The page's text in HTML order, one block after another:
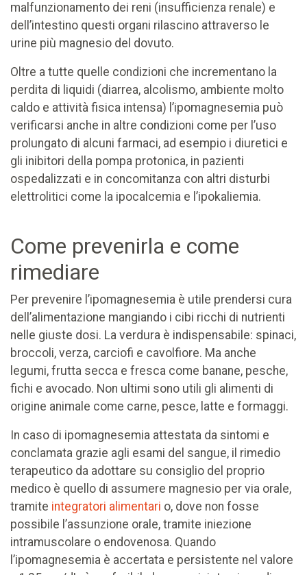
malfunzionamento dei reni (insufficienza renale) e
dell’intestino questi organi rilascino attraverso le
urine più magnesio del dovuto.
Oltre a tutte quelle condizioni che incrementano la
perdita di liquidi (diarrea, alcolismo, ambiente molto
caldo e attività fisica intensa) l’ipomagnesemia può
verificarsi anche in altre condizioni come per l’uso
prolungato di alcuni farmaci, ad esempio i diuretici e
gli inibitori della pompa protonica, in pazienti
ospedalizzati e in concomitanza con altri disturbi
elettrolitici come la ipocalcemia e l’ipokaliemia.
Come prevenirla e come
rimediare
Per prevenire l’ipomagnesemia è utile prendersi cura
dell’alimentazione mangiando i cibi ricchi di nutrienti
nelle giuste dosi. La verdura è indispensabile: spinaci,
broccoli, verza, carciofi e cavolfiore. Ma anche
legumi, frutta secca e fresca come banane, pesche,
fichi e avocado. Non ultimi sono utili gli alimenti di
origine animale come carne, pesce, latte e formaggi.
In caso di ipomagnesemia attestata da sintomi e
conclamata grazie agli esami del sangue, il rimedio
terapeutico da adottare su consiglio del proprio
medico è quello di assumere magnesio per via orale,
tramite integratori alimentari o, dove non fosse
possibile l’assunzione orale, tramite iniezione
intramuscolare o endovenosa. Quando
l’ipomagnesemia è accertata e persistente nel valore